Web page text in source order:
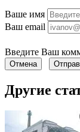
Ваше имя
Ваш email
Введите Ваш
Отмена
Другие